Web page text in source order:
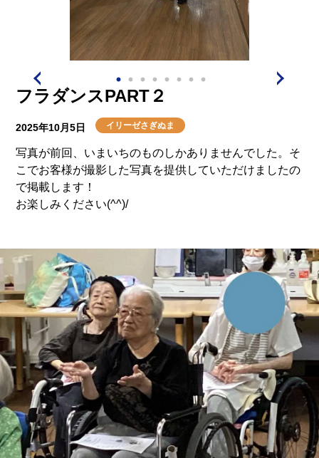
フラダンスPART２
2025年10月5日 イリーゼさぎぬま
写真が前回、いまいちのものしかありませんでした。そ
こでお客様が撮影した写真を提供していただけましたの
で掲載します！
お楽しみください(^^)/